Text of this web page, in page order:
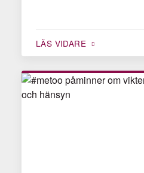
LÄS VIDARE